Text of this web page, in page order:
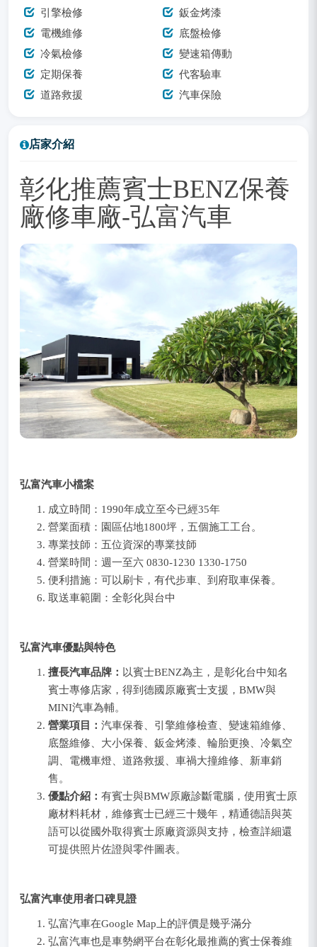
引擎檢修
鈑金烤漆
電機維修
底盤檢修
冷氣檢修
變速箱傳動
定期保養
代客驗車
道路救援
汽車保險
店家介紹
彰化推薦賓士BENZ保養
廠修車廠-弘富汽車
弘富汽車小檔案
成立時間：1990年成立至今已經35年
營業面積：園區佔地1800坪，五個施工工台。
專業技師：五位資深的專業技師
營業時間：週一至六 0830-1230 1330-1750
便利措施：可以刷卡，有代步車、到府取車保養。
取送車範圍：全彰化與台中
弘富汽車優點與特色
擅長汽車品牌： 以賓士BENZ為主，是彰化台中知名
賓士專修店家，得到德國原廠賓士支援，BMW與
MINI汽車為輔。
營業項目： 汽車保養、引擎維修檢查、變速箱維修、
底盤維修、大小保養、鈑金烤漆、輪胎更換、冷氣空
調、電機車燈、道路救援、車禍大撞維修、新車銷
售。
優點介紹： 有賓士與BMW原廠診斷電腦，使用賓士原
廠材料耗材，維修賓士已經三十幾年，精通德語與英
語可以從國外取得賓士原廠資源與支持，檢查詳細還
可提供照片佐證與零件圖表。
弘富汽車使用者口碑見證
弘富汽車在Google Map上的評價是幾乎滿分
弘富汽車也是車勢網平台在彰化最推薦的賓士保養維